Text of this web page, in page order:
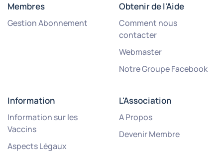
Membres
Gestion Abonnement
Obtenir de l'Aide
Comment nous
contacter
Webmaster
Notre Groupe Facebook
Information
Information sur les
Vaccins
Aspects Légaux
L'Association
A Propos
Devenir Membre